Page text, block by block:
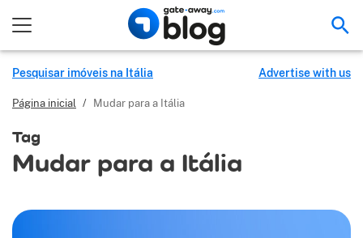
Pesquisar imóveis na Itália Advertise with us
Página inicial / Mudar para a Itália
Tag
Mudar para a Itália